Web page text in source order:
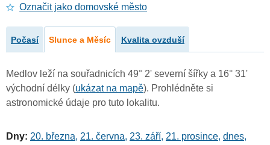
Označit jako domovské město
Počasí Slunce a Měsíc Kvalita ovzduší
Medlov leží na souřadnicích 49° 2' severní šířky a 16° 31'
východní délky (ukázat na mapě). Prohlédněte si
astronomické údaje pro tuto lokalitu.
Dny: 20. března, 21. června, 23. září, 21. prosince, dnes,